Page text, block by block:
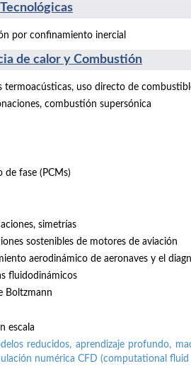
por confinamiento inercial
de calor y Combustión
termoacústicas, uso directo de
combustión supersónica
fase (PCMs)
simetrías
sostenibles de motores de aviación
aerodinámico de aeronaves y el
fluidodinámicos
Boltzmann
escala
reducidos, aprendizaje profundo,
numérica CFD (computational